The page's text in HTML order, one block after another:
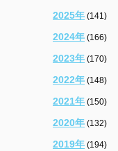
2025年 (141)
2024年 (166)
2023年 (170)
2022年 (148)
2021年 (150)
2020年 (132)
2019年 (194)